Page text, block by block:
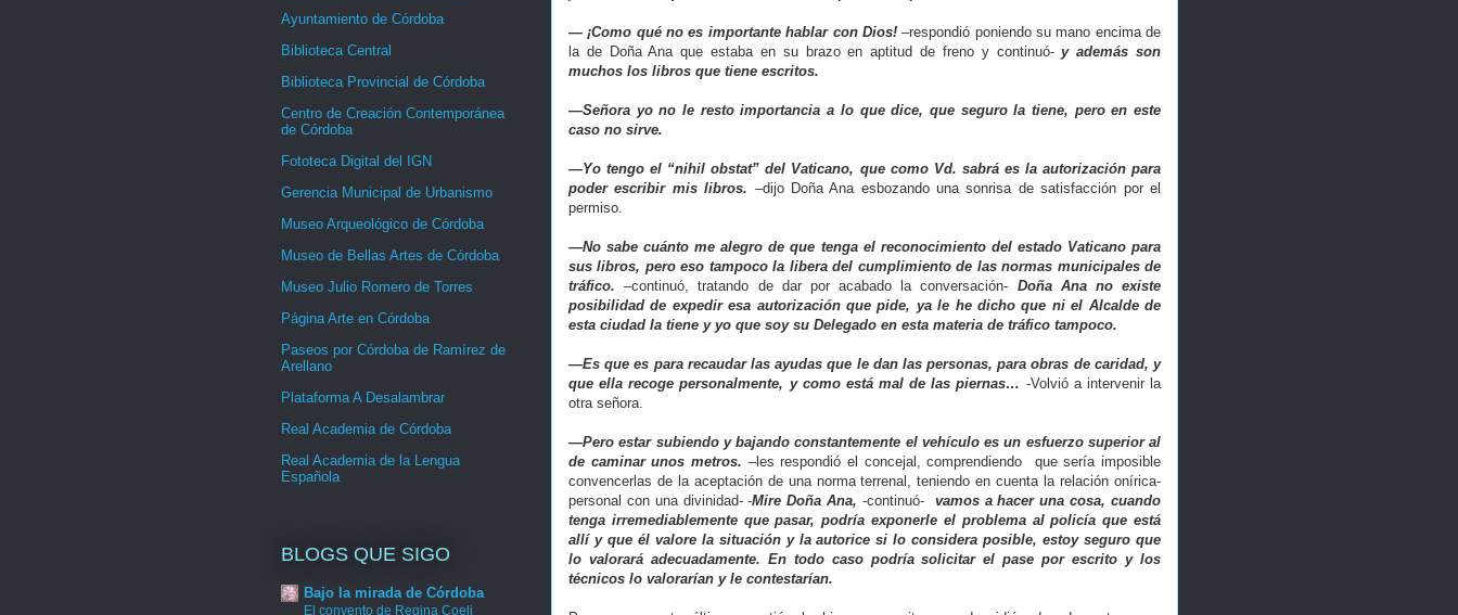
— ¡Como qué no es importante hablar con Dios!–respondió poniendo su mano encima de
la de Doña Ana que estaba en su brazo en aptitud de freno y continuó-y además son
muchos los libros que tiene escritos.
—Señora yo no le resto importancia a lo que dice, que seguro la tiene, pero en este
caso no sirve.
—Yo tengo el “nihil obstat” del Vaticano, que como Vd. sabrá es la autorización para
poder escribir mis libros. –dijo Doña Ana esbozando una sonrisa de satisfacción por el
permiso.
—No sabe cuánto me alegro de que tenga el reconocimiento del estado Vaticano para
sus libros, pero eso tampoco la libera del cumplimiento de las normas municipales de
tráfico.–continuó, tratando de dar por acabado la conversación- Doña Ana no existe
posibilidad de expedir esa autorización que pide, ya le he dicho que ni el Alcalde de
esta ciudad la tiene y yo que soy su Delegado en esta materia de tráfico tampoco.
—Es que es para recaudar las ayudas que le dan las personas, para obras de caridad, y
que ella recoge personalmente, y como está mal de las piernas… -Volvió a intervenir la
otra señora.
—Pero estar subiendo y bajando constantemente el vehículo es un esfuerzo superior al
de caminar unos metros. –les respondió el concejal, comprendiendo que sería imposible
convencerlas de la aceptación de una norma terrenal, teniendo en cuenta la relación onírica-
personal con una divinidad- -Mire Doña Ana,-continuó- vamos a hacer una cosa, cuando
tenga irremediablemente que pasar, podría exponerle el problema al policía que está
allí y que él valore la situación y la autorice si lo considera posible, estoy seguro que
lo valorará adecuadamente. En todo caso podría solicitar el pase por escrito y los
técnicos lo valorarían y le contestarían.
Ayuntamiento de Córdoba
Biblioteca Central
Biblioteca Provincial de Córdoba
Centro de Creación Contemporánea
de Córdoba
Fototeca Digital del IGN
Gerencia Municipal de Urbanismo
Museo Arqueológico de Córdoba
Museo de Bellas Artes de Córdoba
Museo Julio Romero de Torres
Página Arte en Córdoba
Paseos por Córdoba de Ramírez de
Arellano
Plataforma A Desalambrar
Real Academia de Córdoba
Real Academia de la Lengua
Española
BLOGS QUE SIGO
Bajo la mirada de Córdoba
El convento de Regina Coeli